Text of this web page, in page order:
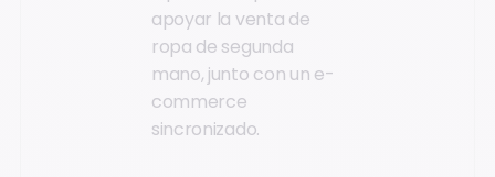
apoyar la venta de
ropa de segunda
mano, junto con un e-
commerce
sincronizado.